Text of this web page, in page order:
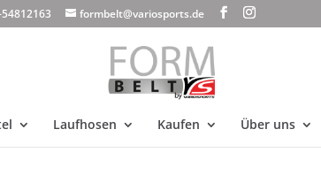
formbelt@variosports.de
Laufhosen Kaufen Über uns